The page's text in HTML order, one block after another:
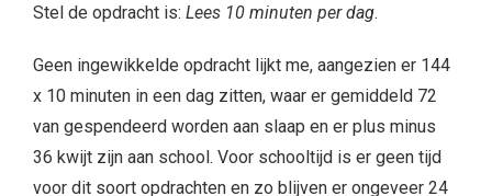
Stel de opdracht is: Lees 10 minuten per dag.
Geen ingewikkelde opdracht lijkt me, aangezien er 144
x 10 minuten in een dag zitten, waar er gemiddeld 72
van gespendeerd worden aan slaap en er plus minus
36 kwijt zijn aan school. Voor schooltijd is er geen tijd
voor dit soort opdrachten en zo blijven er ongeveer 24